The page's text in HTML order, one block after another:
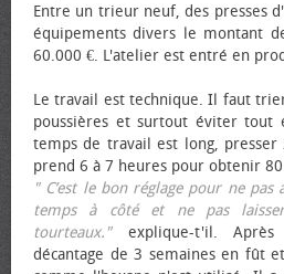
Entre un trieur neuf, des presses
équipements divers le montant
60.000 €. L'atelier est entré en
Le travail est technique. Il faut
poussières et surtout éviter tout
temps de travail est long,
prend 6 à 7 heures pour obtenir
" C’est le bon réglage pour ne
temps à côté et ne pas
tourteaux."explique-t'il.
décantage de 3 semaines en fût